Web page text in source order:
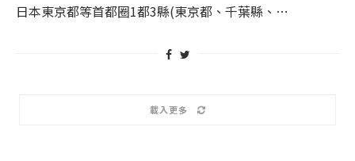
日本東京都等首都圈1都3縣(東京都、千葉縣、…
載入更多